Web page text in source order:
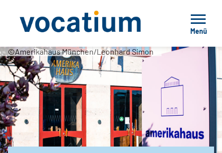
Menü
©Amerikahaus München/Leonhard Simon